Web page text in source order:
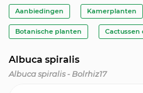
Aanbiedingen Kamerplanten
Botanische planten Cactussen
Albuca spiralis
Albuca spiralis - Bolrhiz17